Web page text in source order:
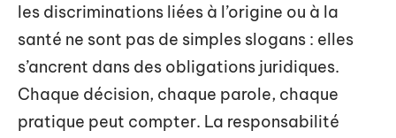
les discriminations liées à l’origine ou à la
santé ne sont pas de simples slogans : elles
s’ancrent dans des obligations juridiques.
Chaque décision, chaque parole, chaque
pratique peut compter. La responsabilité